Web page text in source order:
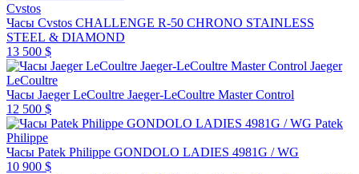
Cvstos
Часы Cvstos CHALLENGE R-50 CHRONO STAINLESS
STEEL & DIAMOND
13 500 $
Jaeger
LeCoultre
Часы Jaeger LeCoultre Jaeger-LeCoultre Master Control
12 500 $
Patek
Philippe
Часы Patek Philippe GONDOLO LADIES 4981G / WG
10 900 $